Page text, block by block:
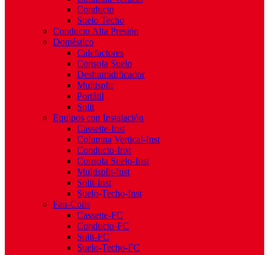
Conducto
Suelo Techo
Conducto Alta Presión
Doméstico
Calefactores
Consola Suelo
Deshumidificador
Multisplit
Portátil
Split
Equipos con Instalación
Cassette-Inst
Columna Vertical-Inst
Conducto-Inst
Consola Suelo-Inst
Multisplit-Inst
Split-Inst
Suelo-Techo-Inst
Fan-Coils
Cassette-FC
Conducto-FC
Split-FC
Suelo-Techo-FC